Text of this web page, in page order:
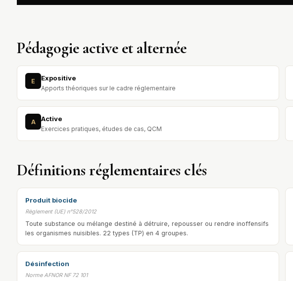
Pédagogie active et alternée
E Expositive
Apports théoriques sur le cadre réglementaire
A Active
Exercices pratiques, études de cas, QCM
Définitions réglementaires clés
Produit biocide
Règlement (UE) n°528/2012
Toute substance ou mélange destiné à détruire, repousser ou rendre inoffensifs
les organismes nuisibles. 22 types (TP) en 4 groupes.
Désinfection
Norme AFNOR NF 72 101